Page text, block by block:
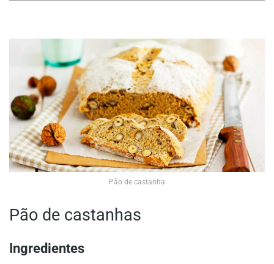
Pão de castanha
Pão de castanhas
Ingredientes